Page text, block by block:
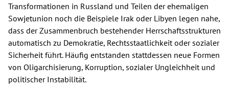
Transformationen in Russland und Teilen der ehemaligen
Sowjetunion noch die Beispiele Irak oder Libyen legen nahe,
dass der Zusammenbruch bestehender Herrschaftsstrukturen
automatisch zu Demokratie, Rechtsstaatlichkeit oder sozialer
Sicherheit führt. Häufig entstanden stattdessen neue Formen
von Oligarchisierung, Korruption, sozialer Ungleichheit und
politischer Instabilität.